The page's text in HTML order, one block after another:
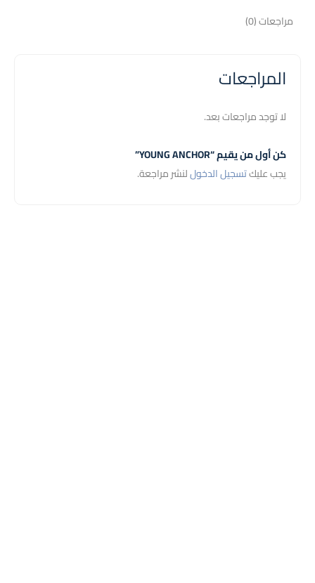
مراجعات (0)
المراجعات
لا توجد مراجعات بعد.
كن أول من يقيم “YOUNG ANCHOR”
يجب عليكتسجيل الدخوللنشر مراجعة.